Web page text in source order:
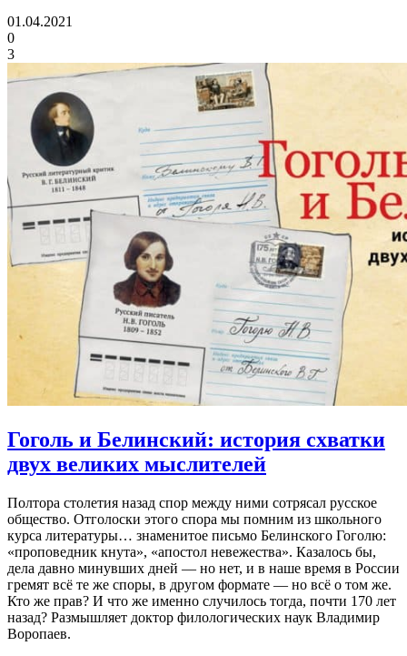
01.04.2021
0
3
Гоголь и Белинский: история схватки
двух великих мыслителей
Полтора столетия назад спор между ними сотрясал русское
общество. Отголоски этого спора мы помним из школьного
курса литературы… знаменитое письмо Белинского Гоголю:
«проповедник кнута», «апостол невежества». Казалось бы,
дела давно минувших дней — но нет, и в наше время в России
гремят всё те же споры, в другом формате — но всё о том же.
Кто же прав? И что же именно случилось тогда, почти 170 лет
назад? Размышляет доктор филологических наук Владимир
Воропаев.